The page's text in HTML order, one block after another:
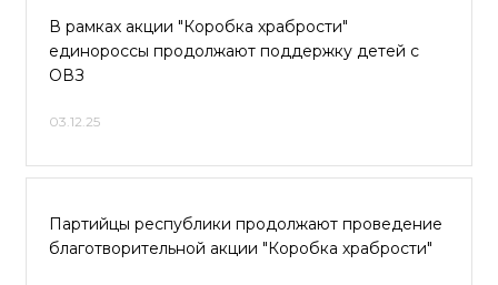
В рамках акции "Коробка храбрости"
единороссы продолжают поддержку детей с
ОВЗ
03.12.25
Партийцы республики продолжают проведение
благотворительной акции "Коробка храбрости"